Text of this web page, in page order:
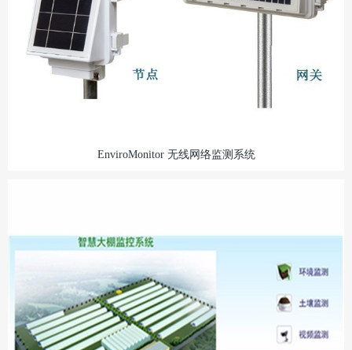
EnviroMonitor 无线网络监测系统